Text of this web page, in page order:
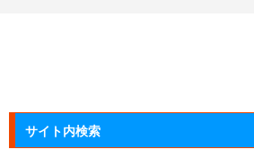
サイト内検索